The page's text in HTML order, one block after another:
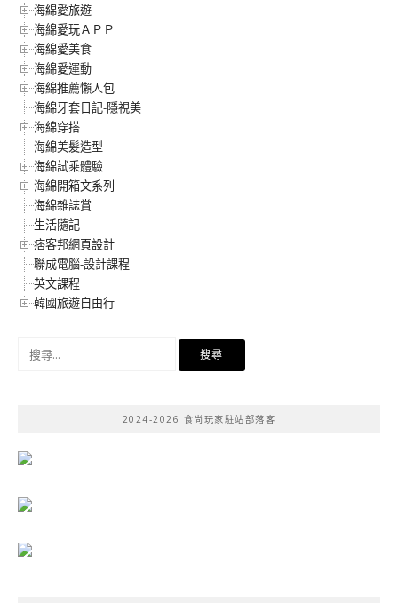
海綿愛旅遊
海綿愛玩ＡＰＰ
海綿愛美食
海綿愛運動
海綿推薦懶人包
海綿牙套日記-隱視美
海綿穿搭
海綿美髮造型
海綿試乘體驗
海綿開箱文系列
海綿雜誌賞
生活隨記
痞客邦網頁設計
聯成電腦-設計課程
英文課程
韓國旅遊自由行
2024-2026 食尚玩家駐站部落客